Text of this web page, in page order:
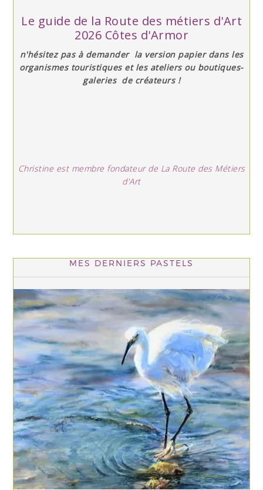
Le guide de la Route des métiers d'Art
2026 Côtes d'Armor
n'hésitez pas à demander la version papier dans les
organismes touristiques et les ateliers ou boutiques-
galeries de créateurs !
Christine est membre fondateur de La Route des Métiers
d'Art
MES DERNIERS PASTELS